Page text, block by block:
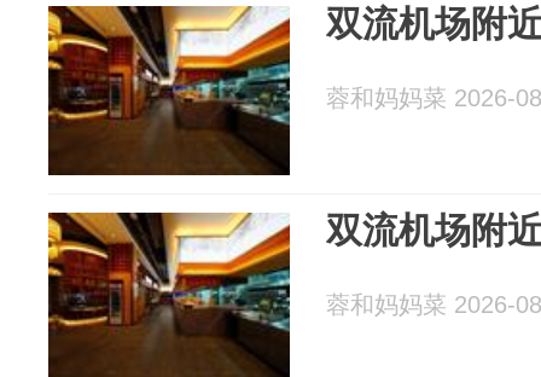
双流机场附
蓉和妈妈菜 2026-
双流机场附
蓉和妈妈菜 2026-